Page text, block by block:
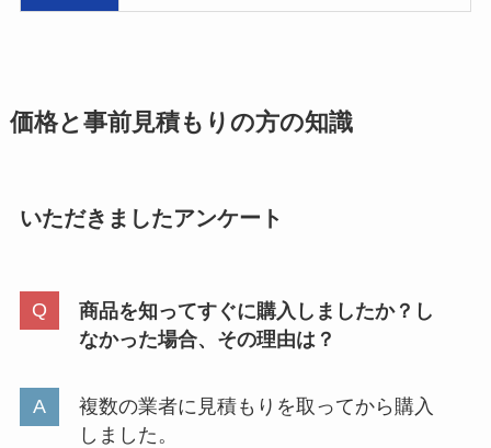
価格と事前見積もりの方の知識
いただきましたアンケート
商品を知ってすぐに購入しましたか？し
なかった場合、その理由は？
複数の業者に見積もりを取ってから購入
しました。